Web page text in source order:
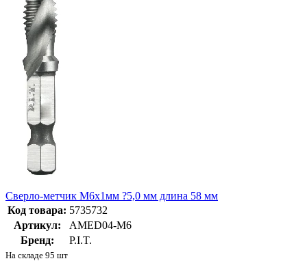
Сверло-метчик M6x1мм ?5,0 мм длина 58 мм
Код товара: 5735732
Артикул:
AMED04-M6
Бренд:
P.I.T.
На складе 95 шт